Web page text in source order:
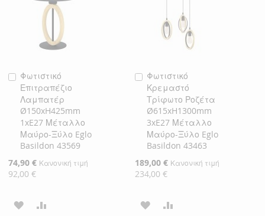
Φωτιστικό
Επιτραπέζιο
Λαμπατέρ
Ø150xH425mm
1xE27 Μέταλλο
Μαύρο-Ξύλο Eglo
Basildon 43569
Ειδική
Τιμή
74,90 € Κανονική τιμή
92,00 €
Προσθήκη
στο
Καλάθι
ΠΡΟΣΘΉΚΗ
Φωτιστικό
Κρεμαστό
Τρίφωτο Ροζέτα
Ø615xH1300mm
3xE27 Μέταλλο
Μαύρο-Ξύλο Eglo
Basildon 43463
Ειδική
Τιμή
189,00 € Κανονική τιμή
234,00 €
Προσθήκη
στο
Καλάθι
ΠΡΟΣΘΉΚΗ